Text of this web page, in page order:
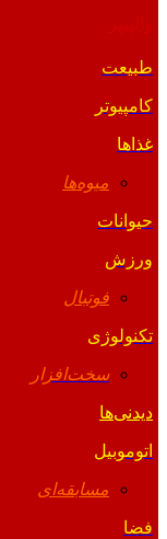
طبیعت
کامپیوتر
غذاها
میوه‌ها
حیوانات
ورزش
فوتبال
تکنولوژی
سخت‌افزار
دیدنی‌ها
اتوموبیل
مسابقه‌ای
فضا